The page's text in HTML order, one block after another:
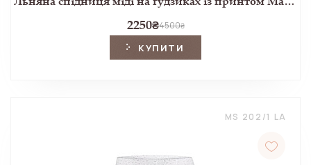
2250₴4500₴
КУПИТИ
MS 202/1 LA